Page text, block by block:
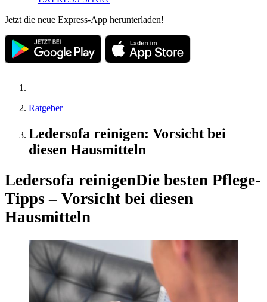
Jetzt die neue Express-App herunterladen!
Ratgeber
Ledersofa reinigen: Vorsicht bei
diesen Hausmitteln
Ledersofa reinigenDie besten Pflege-
Tipps – Vorsicht bei diesen
Hausmitteln